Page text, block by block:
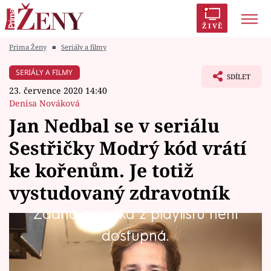
ŽIVĚ
Módní alarm
Témata
Celebrity
Vztahy
Seriály
Prima Ženy ■ Seriály a filmy
SERIÁLY A FILMY
23. července 2020 14:40
Denisa Nováková
SDÍLET
Jan Nedbal se v seriálu
Sestřičky Modrý kód vrátí
ke kořenům. Je totiž
vystudovaný zdravotník
Žádná položka z playlistu není
dostupná.
Mohl být skutečně zdravotním bratrem, po
studiu střední zdravotnické školy ale zamířil
na DAMU. Jenomže osudu neutečeš… Jan